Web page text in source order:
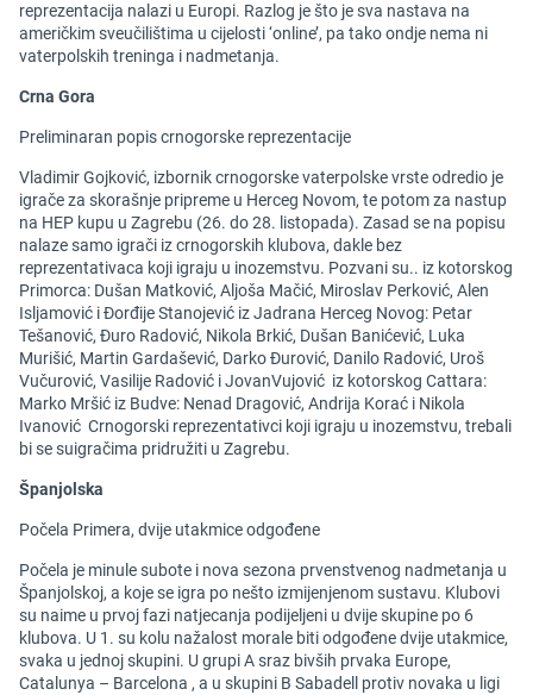
reprezentacija nalazi u Europi. Razlog je što je sva nastava na
američkim sveučilištima u cijelosti ‘online’, pa tako ondje nema ni
vaterpolskih treninga i nadmetanja.
Crna Gora
Preliminaran popis crnogorske reprezentacije
Vladimir Gojković, izbornik crnogorske vaterpolske vrste odredio je
igrače za skorašnje pripreme u Herceg Novom, te potom za nastup
na HEP kupu u Zagrebu (26. do 28. listopada). Zasad se na popisu
nalaze samo igrači iz crnogorskih klubova, dakle bez
reprezentativaca koji igraju u inozemstvu. Pozvani su.. iz kotorskog
Primorca: Dušan Matković, Aljoša Mačić, Miroslav Perković, Alen
Isljamović i Đorđije Stanojević iz Jadrana Herceg Novog: Petar
Tešanović, Đuro Radović, Nikola Brkić, Dušan Banićević, Luka
Murišić, Martin Gardašević, Darko Đurović, Danilo Radović, Uroš
Vučurović, Vasilije Radović i JovanVujović iz kotorskog Cattara:
Marko Mršić iz Budve: Nenad Dragović, Andrija Korać i Nikola
Ivanović Crnogorski reprezentativci koji igraju u inozemstvu, trebali
bi se suigračima pridružiti u Zagrebu.
Španjolska
Počela Primera, dvije utakmice odgođene
Počela je minule subote i nova sezona prvenstvenog nadmetanja u
Španjolskoj, a koje se igra po nešto izmijenjenom sustavu. Klubovi
su naime u prvoj fazi natjecanja podijeljeni u dvije skupine po 6
klubova. U 1. su kolu nažalost morale biti odgođene dvije utakmice,
svaka u jednoj skupini. U grupi A sraz bivših prvaka Europe,
Catalunya – Barcelona , a u skupini B Sabadell protiv novaka u ligi